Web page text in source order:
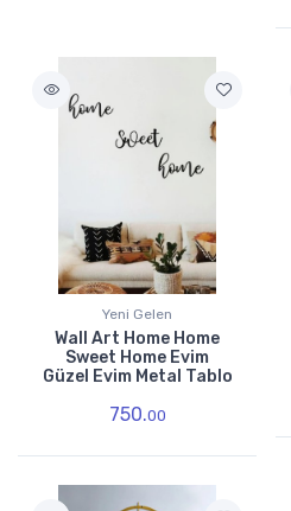
Yeni Gelen
Wall Art Home Home
Sweet Home Evim
Güzel Evim Metal Tablo
750.00